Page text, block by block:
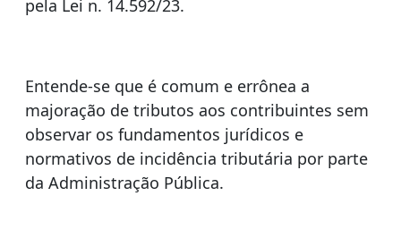
pela Lei n. 14.592/23.
Entende-se que é comum e errônea a
majoração de tributos aos contribuintes sem
observar os fundamentos jurídicos e
normativos de incidência tributária por parte
da Administração Pública.